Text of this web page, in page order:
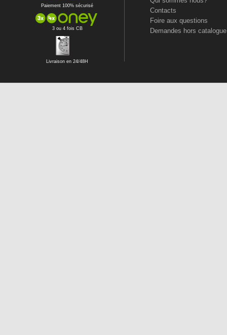
Paiement 100% sécurisé
3 ou 4 fois CB
Livraison en 24/48H
Contacts
Foire aux questions
Demandes hors catalogue